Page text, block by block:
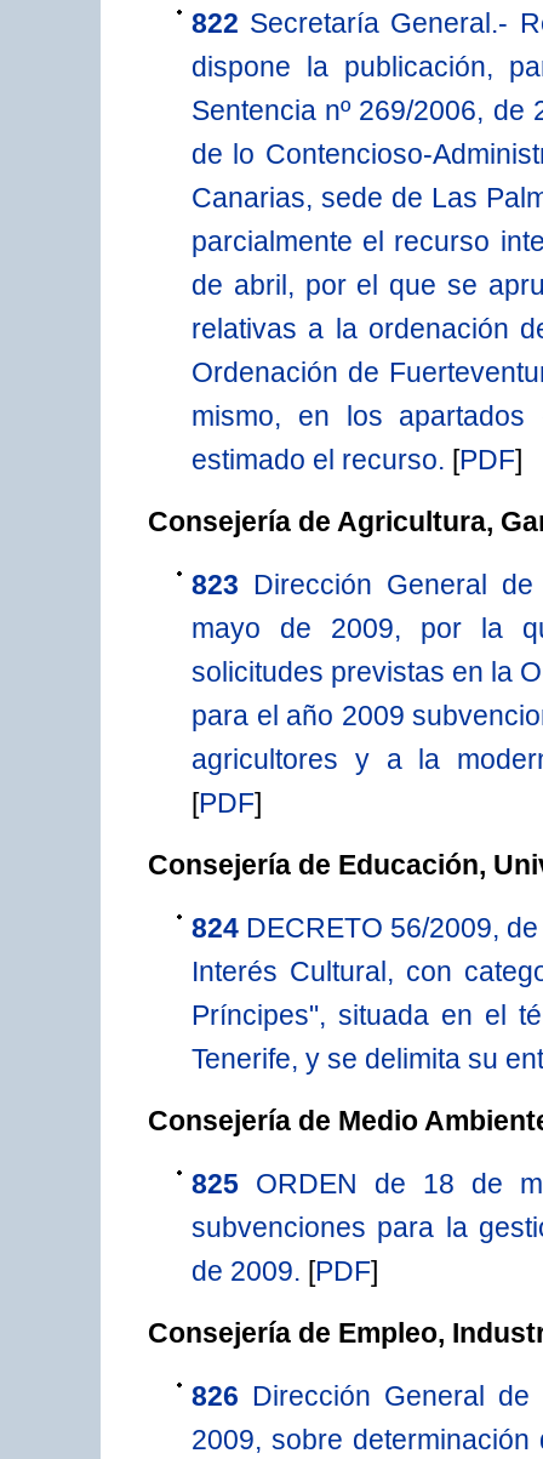
822 Secretaría General.-
dispone la publicación,
Sentencia nº 269/2006,
de lo Contencioso-
Canarias, sede de Las
parcialmente el recurso
de abril, por el que se
relativas a la ordenación
Ordenación de
mismo, en los
estimado el recurso. [PDF]
Consejería de Agricultura,
823 Dirección General
mayo de 2009, por la
solicitudes previstas en la
para el año 2009
agricultores y a la
[PDF]
Consejería de Educación,
824 DECRETO 56/2009,
Interés Cultural, con
Príncipes", situada en el
Tenerife, y se delimita su
Consejería de Medio
825 ORDEN de 18 de
subvenciones para la
de 2009. [PDF]
Consejería de Empleo,
826 Dirección General
2009, sobre